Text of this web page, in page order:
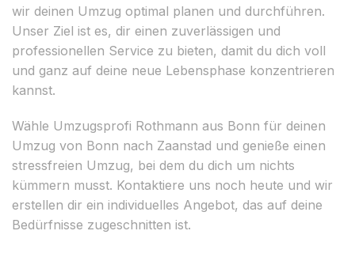
wir deinen Umzug optimal planen und durchführen.
Unser Ziel ist es, dir einen zuverlässigen und
professionellen Service zu bieten, damit du dich voll
und ganz auf deine neue Lebensphase konzentrieren
kannst.
Wähle Umzugsprofi Rothmann aus Bonn für deinen
Umzug von Bonn nach Zaanstad und genieße einen
stressfreien Umzug, bei dem du dich um nichts
kümmern musst. Kontaktiere uns noch heute und wir
erstellen dir ein individuelles Angebot, das auf deine
Bedürfnisse zugeschnitten ist.